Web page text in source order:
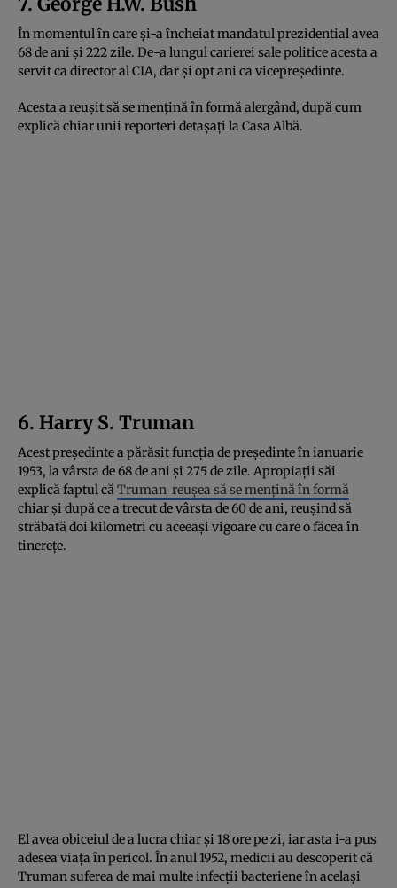
În momentul în care și-a încheiat mandatul prezidential avea
68 de ani și 222 zile. De-a lungul carierei sale politice acesta a
servit ca director al CIA, dar și opt ani ca vicepreședinte.
Acesta a reușit să se mențină în formă alergând, după cum
explică chiar unii reporteri detașați la Casa Albă.
6. Harry S. Truman
Acest președinte a părăsit funcția de președinte în ianuarie
1953, la vârsta de 68 de ani și 275 de zile. Apropiații săi
explică faptul căTruman reușea să se mențină în formă
chiar și după ce a trecut de vârsta de 60 de ani, reușind să
străbată doi kilometri cu aceeași vigoare cu care o făcea în
tinerețe.
El avea obiceiul de a lucra chiar și 18 ore pe zi, iar asta i-a pus
adesea viața în pericol. În anul 1952, medicii au descoperit că
Truman suferea de mai multe infecții bacteriene în același